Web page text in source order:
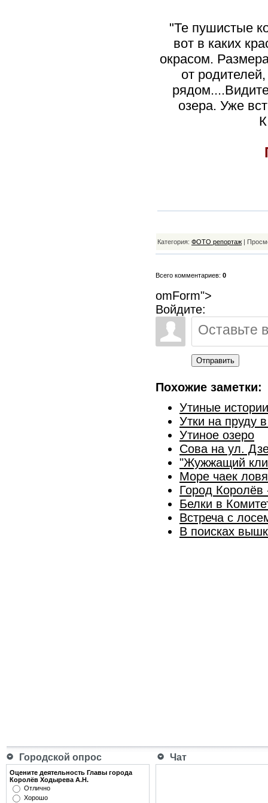
"Те пушистые
вот в каких
окрасом.
от
озера. Уже
Категория: ФОТО репортаж |
Всего комментариев: 0
omForm">
Войдите:
Отправить
Похожие заметки:
Утиные
Утки на пруду
Утиное озеро
Сова на ул.
"Жужжащий
Море чаек
Город Королёв
Белки в
Встреча с
В поисках
Городской опрос Чат
Оцените деятельность Главы города
Королёв Ходырева А.Н.
Отлично
Хорошо